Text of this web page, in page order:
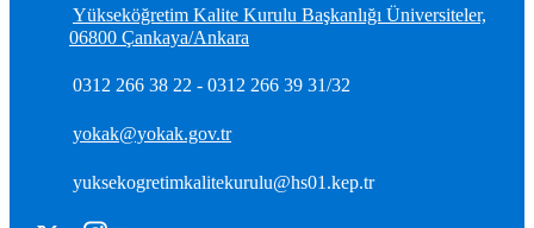
Yükseköğretim Kalite Kurulu Başkanlığı Üniversiteler,
06800 Çankaya/Ankara
0312 266 38 22 - 0312 266 39 31/32
yokak@yokak.gov.tr
yuksekogretimkalitekurulu@hs01.kep.tr